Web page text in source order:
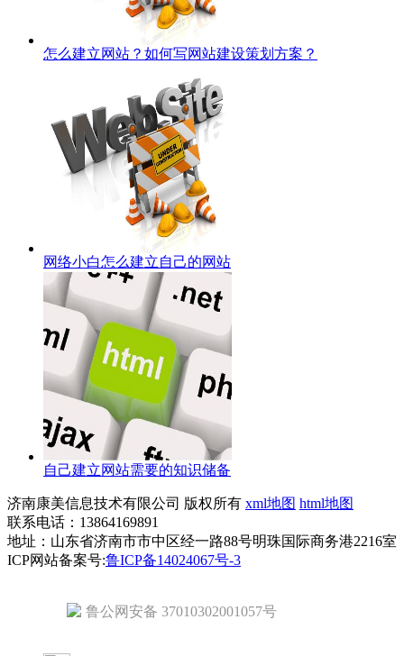
怎么建立网站？如何写网站建设策划方案？
网络小白怎么建立自己的网站
自己建立网站需要的知识储备
济南康美信息技术有限公司 版权所有 xml地图 html地图
联系电话：13864169891
地址：山东省济南市市中区经一路88号明珠国际商务港2216室
ICP网站备案号:鲁ICP备14024067号-3
鲁公网安备 37010302001057号